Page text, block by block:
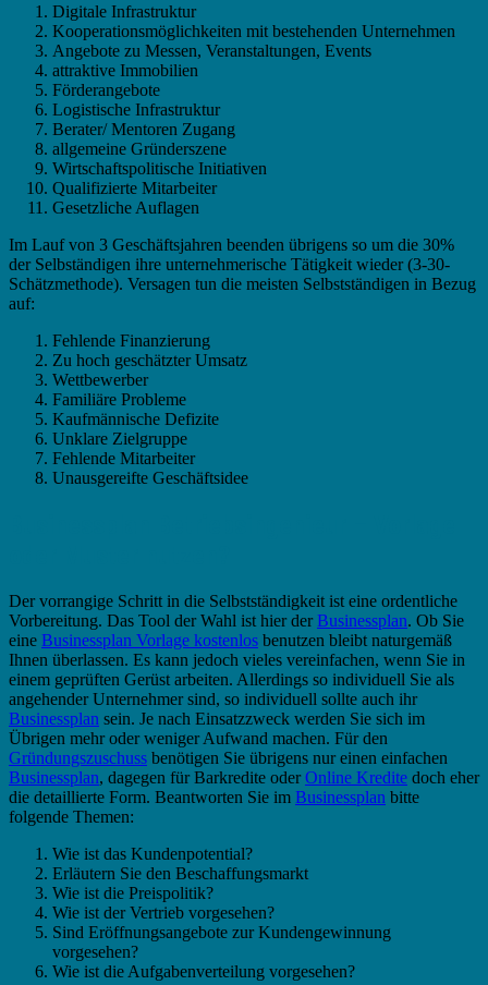
Digitale Infrastruktur
Kooperationsmöglichkeiten mit bestehenden Unternehmen
Angebote zu Messen, Veranstaltungen, Events
attraktive Immobilien
Förderangebote
Logistische Infrastruktur
Berater/ Mentoren Zugang
allgemeine Gründerszene
Wirtschaftspolitische Initiativen
Qualifizierte Mitarbeiter
Gesetzliche Auflagen
Im Lauf von 3 Geschäftsjahren beenden übrigens so um die 30%
der Selbständigen ihre unternehmerische Tätigkeit wieder (3-30-
Schätzmethode). Versagen tun die meisten Selbstständigen in Bezug
auf:
Fehlende Finanzierung
Zu hoch geschätzter Umsatz
Wettbewerber
Familiäre Probleme
Kaufmännische Defizite
Unklare Zielgruppe
Fehlende Mitarbeiter
Unausgereifte Geschäftsidee
Der vorrangige Schritt in die Selbstständigkeit ist eine ordentliche
Vorbereitung. Das Tool der Wahl ist hier derBusinessplan. Ob Sie
eine Businessplan Vorlage kostenlos benutzen bleibt naturgemäß
Ihnen überlassen. Es kann jedoch vieles vereinfachen, wenn Sie in
einem geprüften Gerüst arbeiten. Allerdings so individuell Sie als
angehender Unternehmer sind, so individuell sollte auch ihr
Businessplan sein. Je nach Einsatzzweck werden Sie sich im
Übrigen mehr oder weniger Aufwand machen. Für den
Gründungszuschuss benötigen Sie übrigens nur einen einfachen
Businessplan, dagegen für Barkredite oderOnline Kredite doch eher
die detaillierte Form. Beantworten Sie im Businessplan bitte
folgende Themen:
Wie ist das Kundenpotential?
Erläutern Sie den Beschaffungsmarkt
Wie ist die Preispolitik?
Wie ist der Vertrieb vorgesehen?
Sind Eröffnungsangebote zur Kundengewinnung
vorgesehen?
Wie ist die Aufgabenverteilung vorgesehen?